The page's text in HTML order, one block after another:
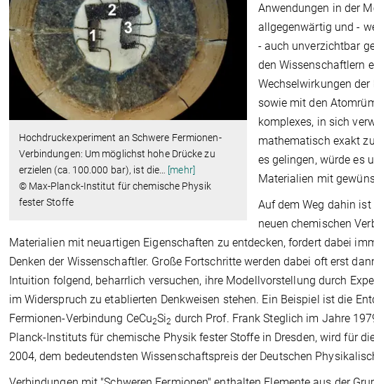
Hochdruckexperiment an Schwere Fermionen-
Verbindungen: Um möglichst hohe Drücke zu
erzielen (ca. 100.000 bar), ist die… [mehr]
© Max-Planck-Institut für chemische Physik
fester Stoffe
Anwendungen in der
allgegenwärtig und -
- auch unverzichtbar
den Wissenschaftlern
Wechselwirkungen
sowie mit den
komplexes, in sich
mathematisch exakt
es gelingen, würde es
Materialien mit
Auf dem Weg dahin
neuen chemischen
Materialien mit neuartigen Eigenschaften zu entdecken, fordert dabei
Denken der Wissenschaftler. Große Fortschritte werden dabei oft erst
Intuition folgend, beharrlich versuchen, ihre Modellvorstellung durch
im Widerspruch zu etablierten Denkweisen stehen. Ein Beispiel ist die
Fermionen-Verbindung CeCu2Si2 durch Prof. Frank Steglich im Jahre
Planck-Instituts für chemische Physik fester Stoffe in Dresden, wird für
2004, dem bedeutendsten Wissenschaftspreis der Deutschen